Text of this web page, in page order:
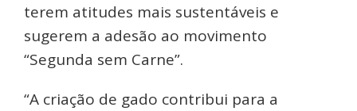
terem atitudes mais sustentáveis e
sugerem a adesão ao movimento
“Segunda sem Carne”.
“A criação de gado contribui para a